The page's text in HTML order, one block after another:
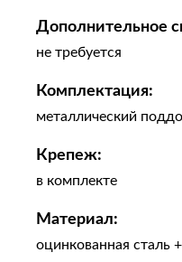
Дополнительное
не требуется
Комплектация:
металлический
Крепеж:
в комплекте
Материал:
оцинкованная сталь